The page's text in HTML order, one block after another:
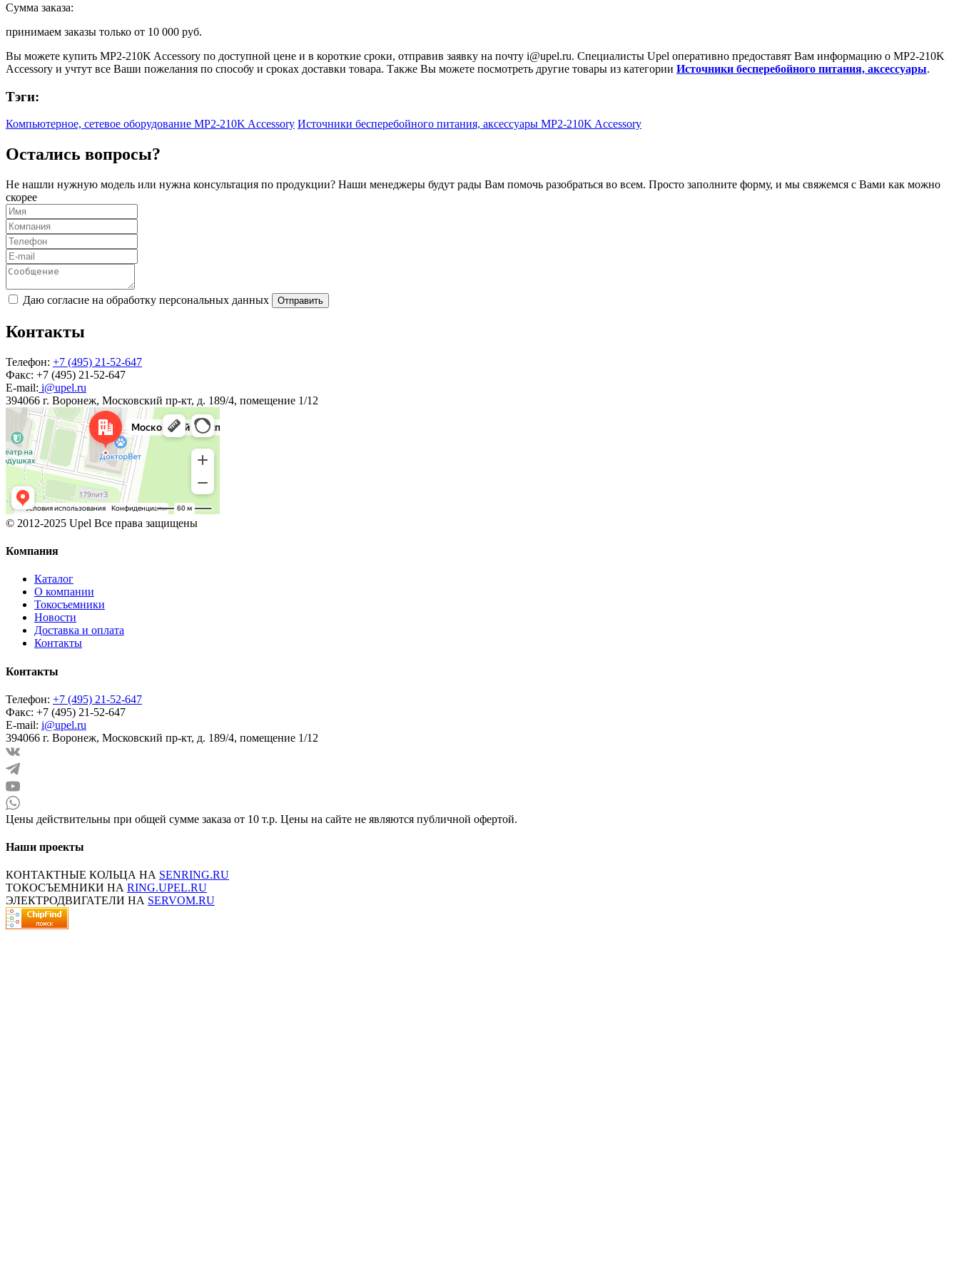
Сумма заказа:
принимаем заказы только от 10 000 руб.
Вы можете купить MP2-210K Accessory по доступной цене и в короткие сроки, отправив заявку на почту i@upel.ru. Специалисты Upel оперативно предоставят Вам информацию о MP2-210K
Accessory и учтут все Ваши пожелания по способу и сроках доставки товара. Также Вы можете посмотреть другие товары из категории Источники бесперебойного питания, аксессуары.
Тэги:
Компьютерное, сетевое оборудование MP2-210K Accessory Источники бесперебойного питания, аксессуары MP2-210K Accessory
Остались вопросы?
Не нашли нужную модель или нужна консультация по продукции? Наши менеджеры будут рады Вам помочь разобраться во всем. Просто заполните форму, и мы свяжемся с Вами как можно
скорее
Даю согласие на обработку персональных данных Отправить
Контакты
Телефон: +7 (495) 21-52-647
Факс: +7 (495) 21-52-647
E-mail: i@upel.ru
394066 г. Воронеж, Московский пр-кт, д. 189/4, помещение 1/12
© 2012-2025 Upel Все права защищены
Компания
Каталог
О компании
Токосъемники
Новости
Доставка и оплата
Контакты
Контакты
Телефон: +7 (495) 21-52-647
Факс: +7 (495) 21-52-647
E-mail: i@upel.ru
394066 г. Воронеж, Московский пр-кт, д. 189/4, помещение 1/12
Цены действительны при общей сумме заказа от 10 т.р. Цены на сайте не являются публичной офертой.
Наши проекты
КОНТАКТНЫЕ КОЛЬЦА НА SENRING.RU
ТОКОСЪЕМНИКИ НА RING.UPEL.RU
ЭЛЕКТРОДВИГАТЕЛИ НА SERVOM.RU